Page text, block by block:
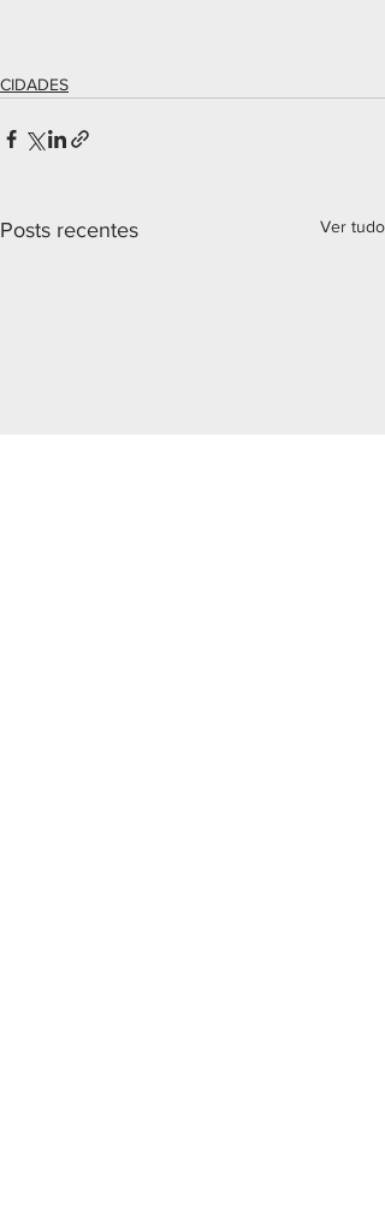
CIDADES
Posts recentes Ver tudo